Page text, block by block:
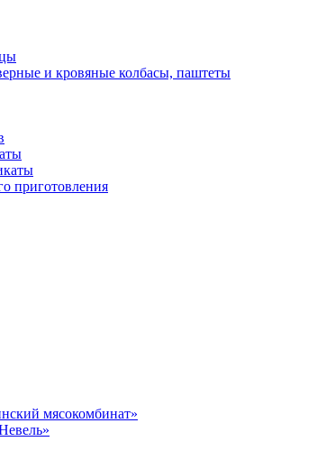
и кровяные колбасы, паштеты
приготовления
мясокомбинат»